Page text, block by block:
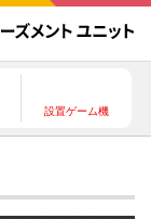
設置ゲーム機